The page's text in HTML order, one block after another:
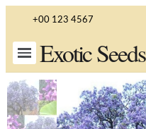
+00 123 4567
Exotic Seeds